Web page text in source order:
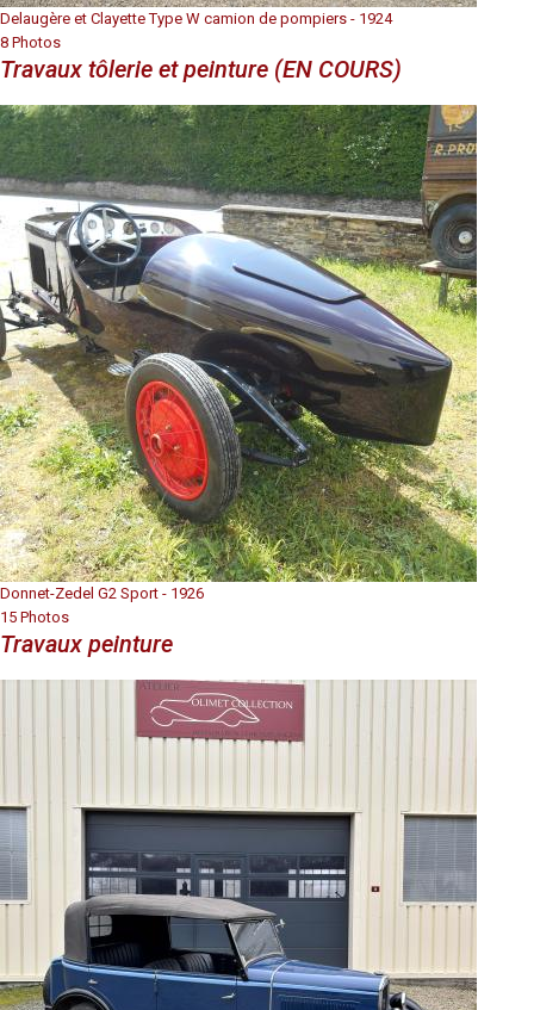
Delaugère et Clayette Type W camion de pompiers - 1924
8 Photos
Travaux tôlerie et peinture (EN COURS)
Donnet-Zedel G2 Sport - 1926
15 Photos
Travaux peinture